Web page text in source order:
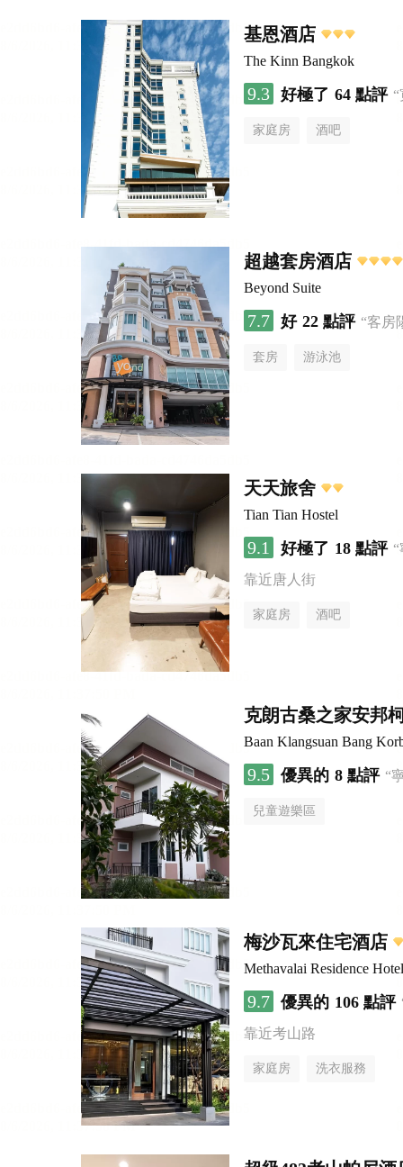
基恩酒店
The Kinn Bangkok
9.3 好極了 64 點評
家庭房 酒吧
超越套房酒店
Beyond Suite
7.7 好 22 點評 “客房
套房 游泳池
天天旅舍
Tian Tian Hostel
9.1 好極了 18 點評
靠近唐人街
家庭房 酒吧
克朗古桑之家安邦
Baan Klangsuan Bang
9.5 優異的 8 點評 “
兒童遊樂區
梅沙瓦來住宅酒店
Methavalai Residence Hotel
9.7 優異的 106 點評
靠近考山路
家庭房 洗衣服務